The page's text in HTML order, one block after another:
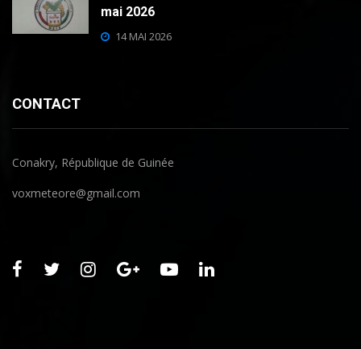
mai 2026
14 MAI 2026
CONTACT
Conakry, République de Guinée
voxmeteore@gmail.com